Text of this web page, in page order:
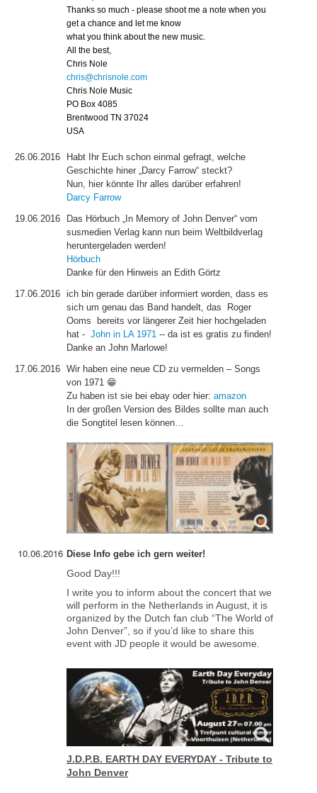
Thanks so much - please shoot me a note when you
get a chance and let me know
what you think about the new music.
All the best,
Chris Nole
chris@chrisnole.com
Chris Nole Music
PO Box 4085
Brentwood TN 37024
USA
26.06.2016
Habt Ihr Euch schon einmal gefragt, welche
Geschichte hiner „Darcy Farrow“ steckt?
Nun, hier könnte Ihr alles darüber erfahren!
Darcy Farrow
19.06.2016
Das Hörbuch „In Memory of John Denver“ vom
susmedien Verlag kann nun beim Weltbildverlag
heruntergeladen werden!
Hörbuch
Danke für den Hinweis an Edith Görtz
17.06.2016 ich bin gerade darüber informiert worden, dass es
sich um genau das Band handelt, das Roger
Ooms bereits vor längerer Zeit hier hochgeladen
hat - John in LA 1971 -- da ist es gratis zu finden!
Danke an John Marlowe!
17.06.2016 Wir haben eine neue CD zu vermelden – Songs
von 1971 😁
Zu haben ist sie bei ebay oder hier: amazon
In der großen Version des Bildes sollte man auch
die Songtitel lesen können…
10.06.2016 Diese Info gebe ich gern weiter!
Good Day!!!
I write you to inform about the concert that we
will perform in the Netherlands in August, it is
organized by the Dutch fan club “The World of
John Denver”, so if you’d like to share this
event with JD people it would be awesome.
J.D.P.B. EARTH DAY EVERYDAY - Tribute to
John Denver